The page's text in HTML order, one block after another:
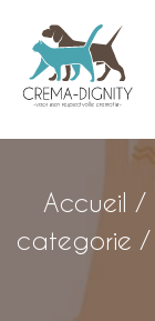
Accueil /
categorie /